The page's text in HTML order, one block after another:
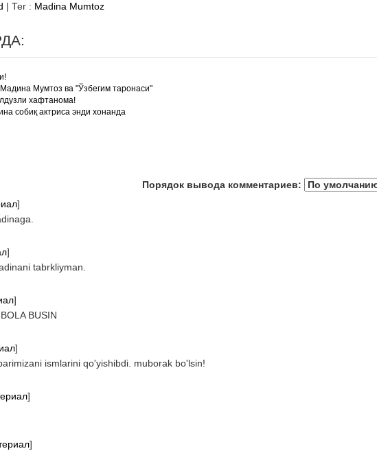
| Тег : Madina Mumtoz
Мумтоз ва "Ўзбегим таронаси"
хафтанома!
собиқ актриса энди хонанда
Порядок вывода комментариев:
]
]
tabrkliyman.
]
BUSIN
]
ismlarini qo'yishibdi. muborak bo'lsin!
]
]